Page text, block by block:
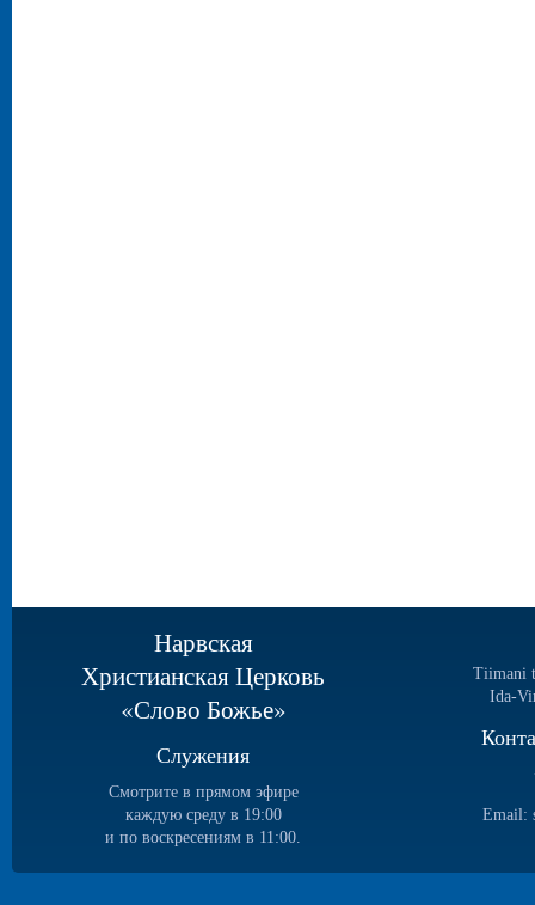
Нарвская
Христианская Церковь
«Слово Божье»
Служения
Смотрите в прямом эфире
каждую среду в 19:00
и по воскресениям в 11:00.
Tiimani
Ida-
Email: